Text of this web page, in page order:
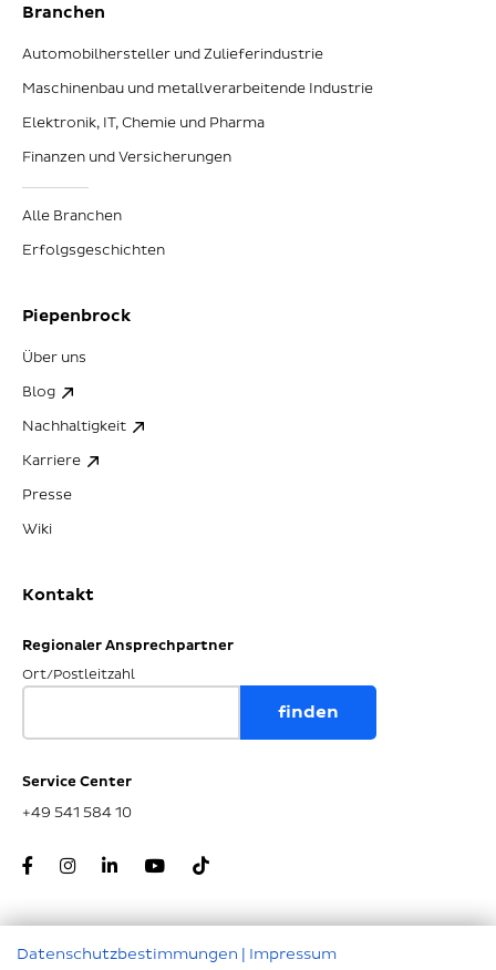
Branchen
Automobilhersteller und Zulieferindustrie
Maschinenbau und metallverarbeitende Industrie
Elektronik, IT, Chemie und Pharma
Finanzen und Versicherungen
Alle Branchen
Erfolgsgeschichten
Piepenbrock
Über uns
Blog
Nachhaltigkeit
Karriere
Presse
Wiki
Kontakt
Regionaler Ansprechpartner
Ort/Postleitzahl
Service Center
+49 541 584 10
Datenschutzbestimmungen | Impressum